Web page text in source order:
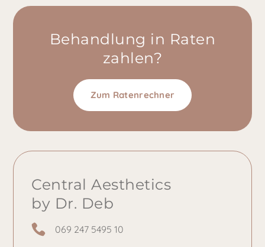
Behandlung in Raten
zahlen?
Zum Ratenrechner
Central Aesthetics
by Dr. Deb
069 247 5495 10